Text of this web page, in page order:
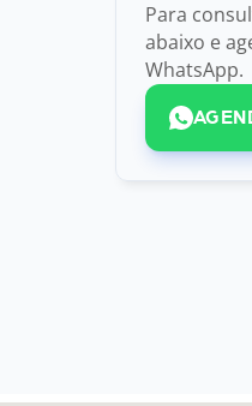
Para
abaixo e
WhatsApp.